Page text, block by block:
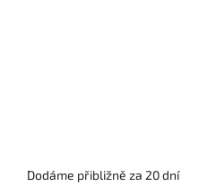
Dodáme přibližně za 20 dní